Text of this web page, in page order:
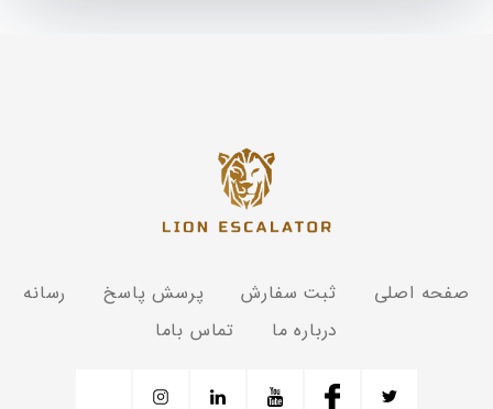
صفحه اصلی ثبت سفارش پرسش پاسخ
رسانه
درباره ما
تماس باما